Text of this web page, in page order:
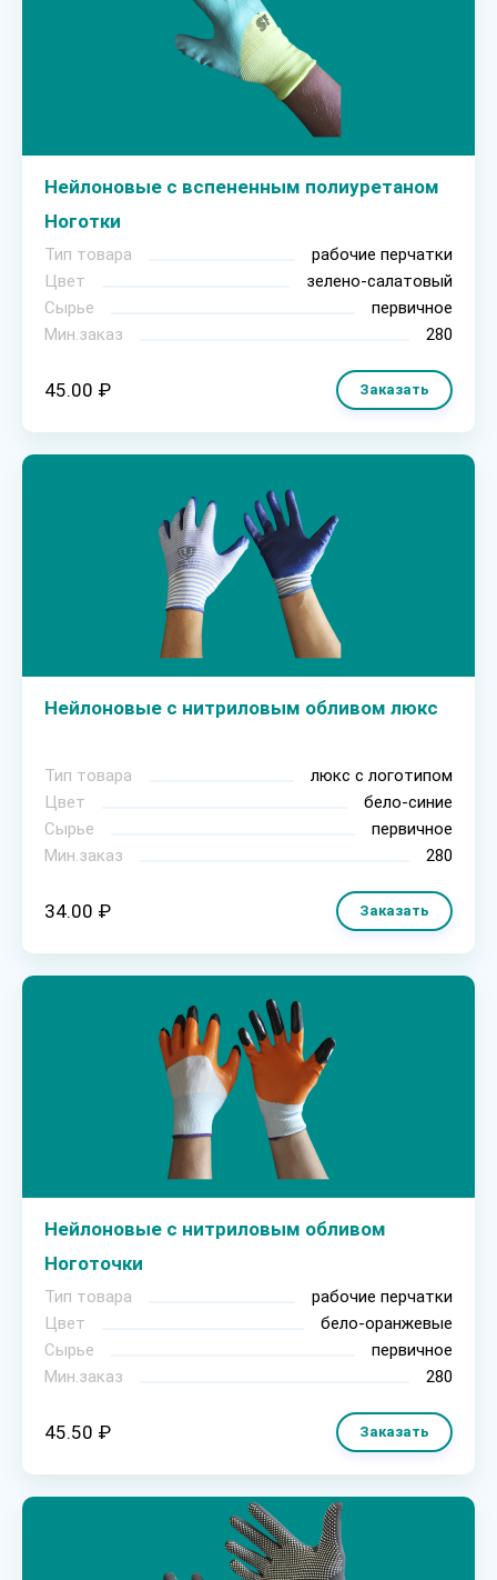
Нейлоновые с вспененным полиуретаном
Ноготки
Тип товара
рабочие перчатки
Цвет
зелено-салатовый
Сырье
первичное
Мин.заказ
280
45.00 ₽ Заказать
Нейлоновые с нитриловым обливом люкс
Тип товара
люкс с логотипом
Цвет
бело-синие
Сырье
первичное
Мин.заказ
280
34.00 ₽ Заказать
Нейлоновые с нитриловым обливом
Ноготочки
Тип товара
рабочие перчатки
Цвет
бело-оранжевые
Сырье
первичное
Мин.заказ
280
45.50 ₽ Заказать